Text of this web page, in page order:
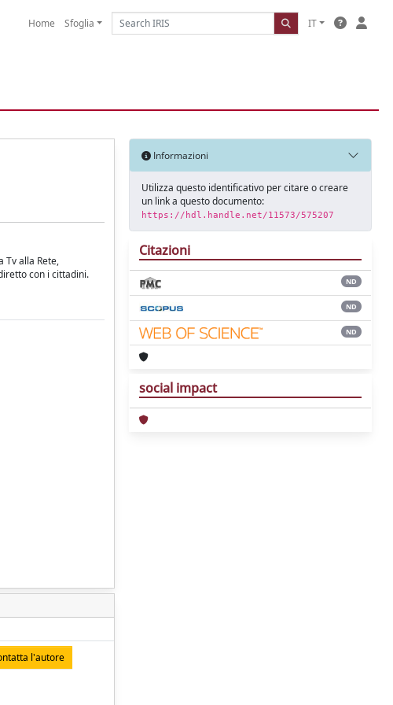
Home Sfoglia IT
Tv alla Rete,
con i cittadini.
l'autore
Informazioni
Utilizza questo identificativo per citare o creare
un link a questo documento:
https://hdl.handle.net/11573/575207
Citazioni
ND
ND
ND
social impact